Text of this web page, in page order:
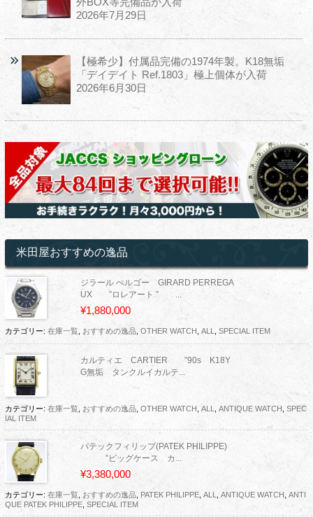
2026年7月29日
【極希少】付属品完備の1974年製。K18無垢
「デイデイト Ref.1803」極上個体が入荷
2026年6月30日
米田屋おすすめの逸品
ジラール ぺルゴー GIRARD PERREGA
UX ”ロレアート ” ...
¥1,880,000
カテゴリー: 在庫一覧, おすすめの逸品, OTHER WATCH ALL SPECIAL ITEM
カルティエ CARTIER ”90s K18Y
G無垢 タンクルイカルテ...
カテゴリー: 在庫一覧, おすすめの逸品, OTHER WATCH ALL ANTIQUE WATCH SPEC
IAL ITEM
パテックフィリップ(PATEK PHILIPPE)
”ビッグケース カ...
¥3,380,000
カテゴリー: 在庫一覧, おすすめの逸品, PATEK PHILIPPE, ALL ANTIQUE WATCH, ANTI
QUE PATEK PHILIPPE, SPECIAL ITEM